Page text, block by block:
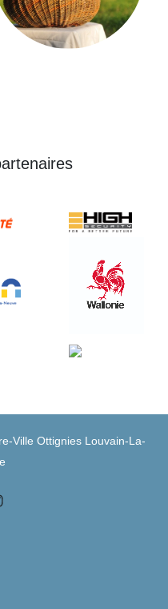
Ville Ottignies Louvain-La-